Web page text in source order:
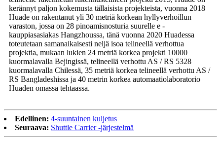
kerännyt paljon kokemusta tällaisista projekteista, vuonna 2018
Huade on rakentanut yli 30 metriä korkean hyllyverhoillun
varaston, jossa on 28 pinoamisnosturia suurelle e -
kauppiasasiakas Hangzhoussa, tänä vuonna 2020 Huadessa
toteutetaan samanaikaisesti neljä isoa telineellä verhottua
projektia, mukaan lukien 24 metriä korkea projekti 10000
kuormalavalla Bejingissä, telineellä verhottu AS / RS 5328
kuormalavalla Chilessä, 35 metriä korkea telineellä verhottu AS /
RS Bangladeshissa ja 40 metrin korkea automaatiolaboratorio
Huaden omassa tehtaassa.
Edellinen: 4-suuntainen kuljetus
Seuraava: Shuttle Carrier -järjestelmä